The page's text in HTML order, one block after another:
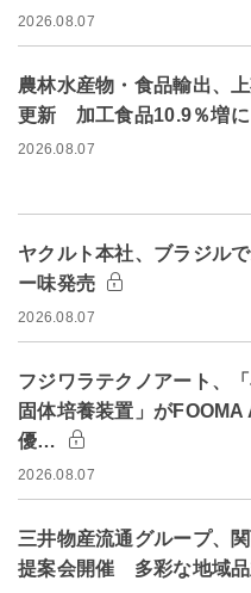
2026.08.07
農林水産物・食品輸出、
更新 加工食品10.9％増に
2026.08.07
ヤクルト本社、ブラジル
ー味発売
2026.08.07
フジワラテクノアート、
固体培養装置」がFOOMA
優…
2026.08.07
三井物産流通グループ、
提案会開催 多彩な地域